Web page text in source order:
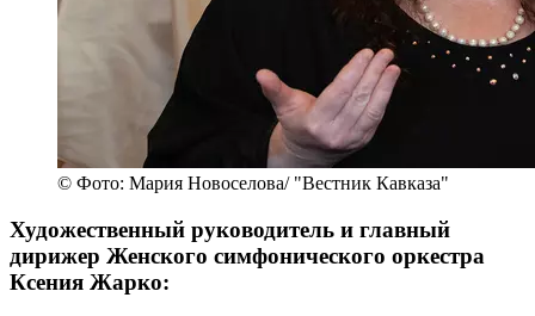
© Фото: Мария Новоселова/ "Вестник Кавказа"
Художественный руководитель и главный
дирижер Женского симфонического оркестра
Ксения Жарко: